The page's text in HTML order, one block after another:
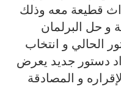
قطيعة معه وذلك
و حل البرلمان
الحالي و انتخاب
دستور جديد يعرض
و المصادقة